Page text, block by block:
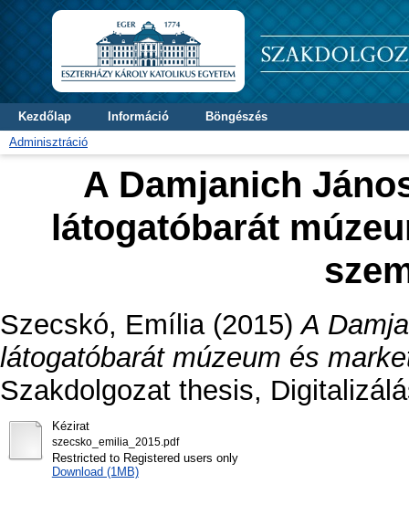
Kezdőlap Információ
Böngészés
Adminisztráció
A Damjanich
látogatóbarát
Szecskó, Emília(2015)A
látogatóbarát múzeum és
Szakdolgozat thesis,
Kézirat
szecsko_emilia_2015.pdf
Restricted to Registered users only
Download (1MB)